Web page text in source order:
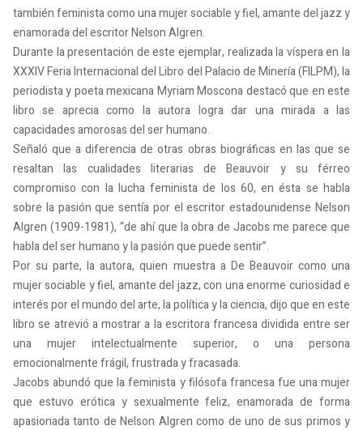
también feminista como una mujer sociable y fiel, amante del jazz y
enamorada del escritor Nelson Algren.
Durante la presentación de este ejemplar, realizada la víspera en la
XXXIV Feria Internacional del Libro del Palacio de Minería (FILPM), la
periodista y poeta mexicana Myriam Moscona destacó que en este
libro se aprecia como la autora logra dar una mirada a las
capacidades amorosas del ser humano.
Señaló que a diferencia de otras obras biográficas en las que se
resaltan las cualidades literarias de Beauvoir y su férreo
compromiso con la lucha feminista de los 60, en ésta se habla
sobre la pasión que sentía por el escritor estadounidense Nelson
Algren (1909-1981), “de ahí que la obra de Jacobs me parece que
habla del ser humano y la pasión que puede sentir”.
Por su parte, la autora, quien muestra a De Beauvoir como una
mujer sociable y fiel, amante del jazz, con una enorme curiosidad e
interés por el mundo del arte, la política y la ciencia, dijo que en este
libro se atrevió a mostrar a la escritora francesa dividida entre ser
una mujer intelectualmente superior, o una persona
emocionalmente frágil, frustrada y fracasada.
Jacobs abundó que la feminista y filósofa francesa fue una mujer
que estuvo erótica y sexualmente feliz, enamorada de forma
apasionada tanto de Nelson Algren como de uno de sus primos y